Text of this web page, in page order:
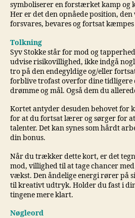
symboliserer en forstærket kamp og
Her er det den opnåede position,
forsvares, bevares og fortsat kæmpes
Tolkning
Syv Stokke står for mod og
udvise risikovillighed, ikke indgå
tro på den endegyldige og/eller
forblive trofast overfor dine tidligere
drømme og mål. Også dem du
Kortet antyder desuden behovet for
for at du fortsat lærer og sørger for
talenter. Det kan synes som hårdt
din bonus.
Når du trækker dette kort, er det
mod, villighed til at tage chancer
vækst. Den åndelige energi rører på
til kreativt udtryk. Holder du fast i
tingene mere klart.
Nøgleord